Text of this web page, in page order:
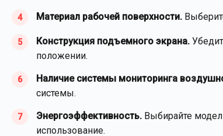
Материал рабочей поверхности.
Конструкция подъемного экрана.
положении.
Наличие системы мониторинга
системы.
Энергоэффективность. Выбирайте
использование.